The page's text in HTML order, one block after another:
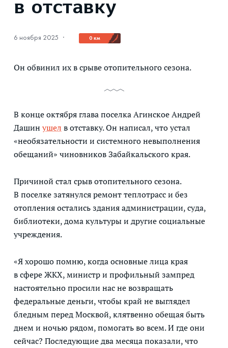
в отставку
6 ноября 2025 · 0 км
Он обвинил их в срыве отопительного сезона.
В конце октября глава поселка Агинское Андрей
Дашин ушел в отставку. Он написал, что устал
«необязательности и системного невыполнения
обещаний» чиновников Забайкальского края.
Причиной стал срыв отопительного сезона.
В поселке затянулся ремонт теплотрасс и без
отопления остались здания администрации, суда,
библиотеки, дома культуры и другие социальные
учреждения.
«Я хорошо помню, когда основные лица края
в сфере ЖКХ, министр и профильный зампред
настоятельно просили нас не возвращать
федеральные деньги, чтобы край не выглядел
бледным перед Москвой, клятвенно обещая быть
днем и ночью рядом, помогать во всем. И где они
сейчас? Последующие два месяца показали, что